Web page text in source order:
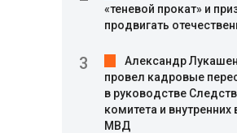
«теневой прокат» и
продвигать
Александр
провел кадровые
в руководстве
комитета и внутренних
МВД